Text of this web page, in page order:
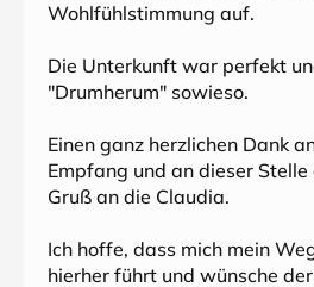
Wohlfühlstimmung auf.
Die Unterkunft war perfekt
"Drumherum" sowieso.
Einen ganz herzlichen Dank
Empfang und an dieser
Gruß an die Claudia.
Ich hoffe, dass mich mein
hierher führt und wünsche